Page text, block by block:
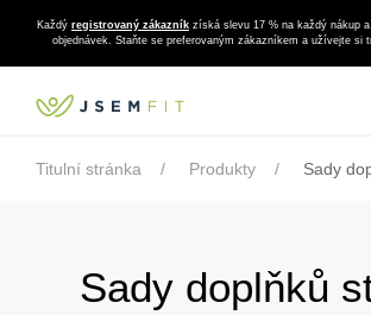
Každý registrovaný zákazník získá slevu 17 % na každý nákup
objednávek. Staňte se preferovaným zákazníkem a užívejte si
Titulní stránka Produkty Sady
Sady doplňků